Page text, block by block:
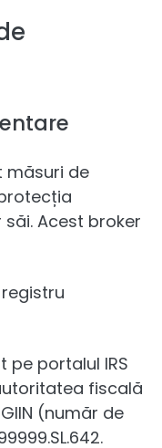
măsuri de
Acest broker
pe portalul IRS
fiscală
(număr de